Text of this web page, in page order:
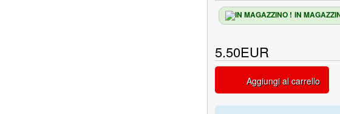
IN
5.50EUR
Aggiungi al carrello